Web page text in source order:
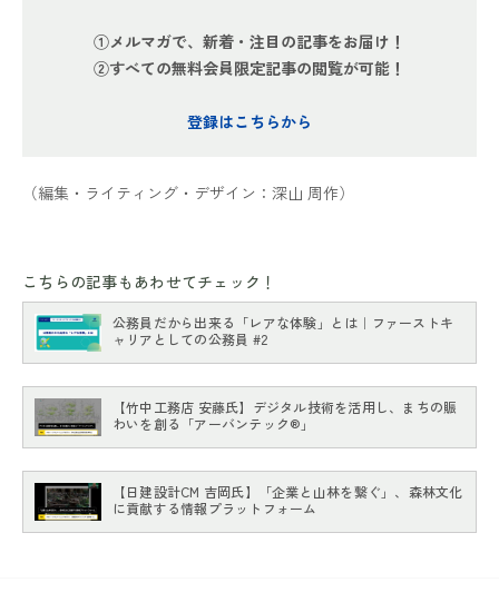
①メルマガで、新着・注目の記事をお届け！
②すべての無料会員限定記事の閲覧が可能！
登録はこちらから
（編集・ライティング・デザイン：深山 周作）
こちらの記事もあわせてチェック！
公務員だから出来る「レアな体験」とは｜ファーストキ
ャリアとしての公務員 #2
【竹中工務店 安藤氏】デジタル技術を活用し、まちの賑
わいを創る「アーバンテック®」
【日建設計CM 吉岡氏】「企業と山林を繋ぐ」、森林文化
に貢献する情報プラットフォーム